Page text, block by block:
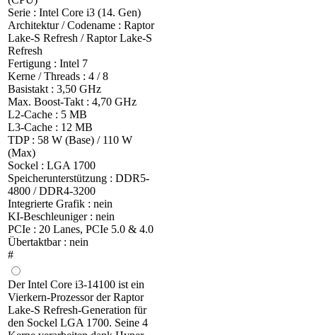
Serie : Intel Core i3 (14. Gen)
Architektur / Codename : Raptor
Lake-S Refresh / Raptor Lake-S
Refresh
Fertigung : Intel 7
Kerne / Threads : 4 / 8
Basistakt : 3,50 GHz
Max. Boost-Takt : 4,70 GHz
L2-Cache : 5 MB
L3-Cache : 12 MB
TDP : 58 W (Base) / 110 W
(Max)
Sockel : LGA 1700
Speicherunterstützung : DDR5-
4800 / DDR4-3200
Integrierte Grafik : nein
KI-Beschleuniger : nein
PCIe : 20 Lanes, PCIe 5.0 & 4.0
Übertaktbar : nein
#
Der Intel Core i3-14100 ist ein
Vierkern-Prozessor der Raptor
Lake-S Refresh-Generation für
den Sockel LGA 1700. Seine 4